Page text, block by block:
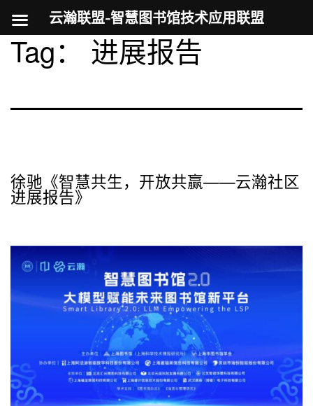
跳Tag： 进展报告
徐驰《智慧共生，开放共赢——云瀚社区
进展报告》
云瀚联盟-智慧图书馆技术应用联盟